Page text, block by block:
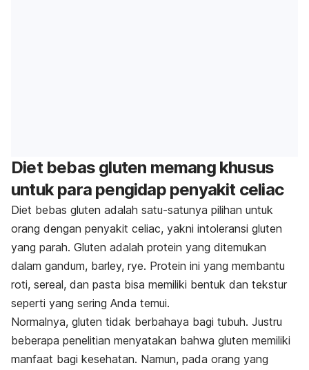
Diet bebas gluten memang khusus
untuk para pengidap penyakit celiac
Diet bebas gluten adalah satu-satunya pilihan untuk
orang dengan penyakit celiac, yakni intoleransi gluten
yang parah. Gluten adalah protein yang ditemukan
dalam gandum, barley, rye. Protein ini yang membantu
roti, sereal, dan pasta bisa memiliki bentuk dan tekstur
seperti yang sering Anda temui.
Normalnya, gluten tidak berbahaya bagi tubuh. Justru
beberapa penelitian menyatakan bahwa gluten memiliki
manfaat bagi kesehatan. Namun, pada orang yang